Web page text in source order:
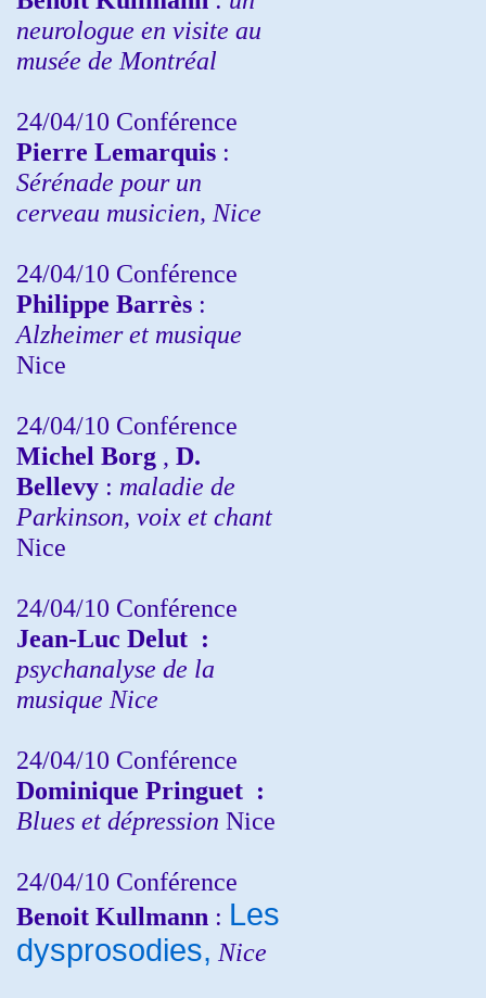
neurologue en visite au
musée de Montréal
24/04/10 Conférence
Pierre Lemarquis :
Sérénade pour un
cerveau musicien, Nice
24/04/10 Conférence
Philippe Barrès :
Alzheimer et musique
Nice
24/04/10 Conférence
Michel Borg , D.
Bellevy : maladie de
Parkinson, voix et chant
Nice
24/04/10 Conférence
Jean-Luc Delut :
psychanalyse de la
musique Nice
24/04/10 Conférence
Dominique Pringuet :
Blues et dépression Nice
24/04/10 Conférence
Benoit Kullmann : Les
dysprosodies, Nice